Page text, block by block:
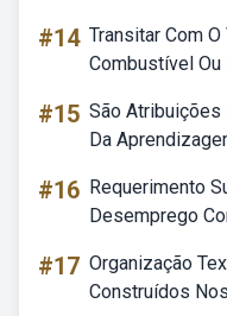
#14 Transitar Com
Combustível
#15 São Atribuições
Da
#16 Requerimento
Desemprego
#17 Organização
Construídos